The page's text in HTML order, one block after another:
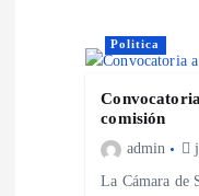
Politica
comisión
admin
La Cámara de